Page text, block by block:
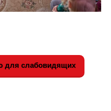
для слабовидящих